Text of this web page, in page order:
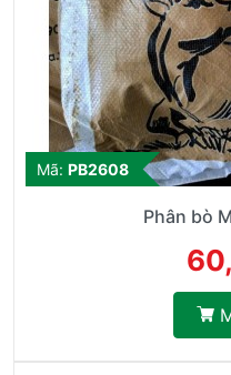
Mã: PB2608
Phân bò